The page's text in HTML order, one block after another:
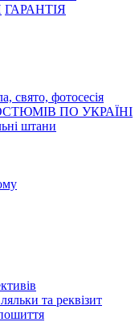
ГАРАНТІЯ
свято, фотосесія
ПО УКРАЇНІ
штани
та реквізит